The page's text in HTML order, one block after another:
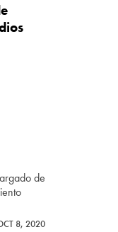
de
8, 2020